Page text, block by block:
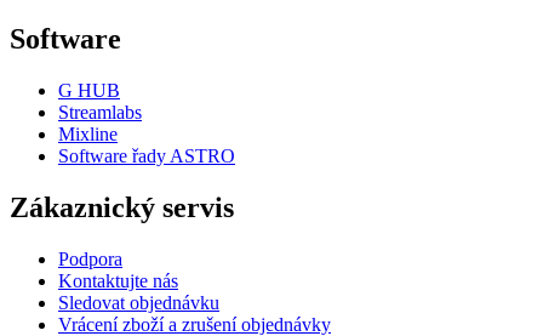
Software
G HUB
Streamlabs
Mixline
Software řady ASTRO
Zákaznický servis
Podpora
Kontaktujte nás
Sledovat objednávku
Vrácení zboží a zrušení objednávky